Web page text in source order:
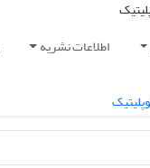
اطلاعات نشریه